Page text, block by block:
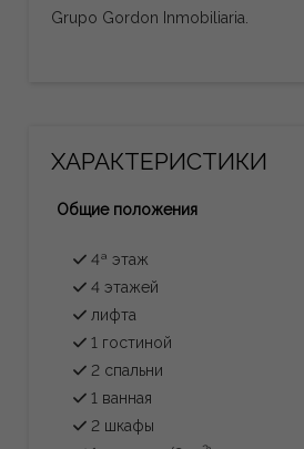
Grupo Gordon Inmobiliaria.
ХАРАКТЕРИСТИКИ
Общие положения
4ª этаж
4 этажей
лифта
1 гостиной
2 спальни
1 ванная
2 шкафы